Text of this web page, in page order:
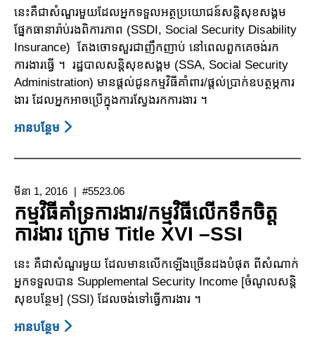
សង្គម
-
ការ
មិន
រាប់
បញ្ចូល
ប្រាក់
ដែល
និស្សិត
រកបាន
នេះគឺជាសំណួរមួយដែល​អ្នកទទួលអត្ថប្រយោជន៍សន្តិសុខសង្គម
ផ្នែកធានា​រ៉ាប់រង​ពិការ​ភាព​ (SSDI, Social Security Disability
Insurance) តែងចោទសួរ​ជាញឹក​ញាប់ នៅពេលពួកគេចង់​រក
ការងារធ្វើ ។ រដ្ឋបាលសន្តិសុខសង្គម (SSA, Social Security
Administration) មានផ្តល់ជូនកម្មវិធី​គាំពារ/ផ្តល់ប្រាក់ឧបត្ថម្ភការ​
ងារ ដែលអ្នកអាចប្រើក្នុងការស្វែងរកការងារ ។
អាន​បន្ថែម About
គាំពារ/
ប្រាក់
ឧបត្ថម្ភ
ការងារ
ច្បាប់
Title
II
មីនា 1, 2016 #5523.06
កម្មវិធីគាំទ្រការងារ/កម្មវិធីលើកទឹកចិត្ត
ការងារ ក្រោម Title XVI –SSI
នេះ គឺជាសំណួរមួយ ដែលមានលើកឡើងច្រើនដងបំផុត ពីសំណាក់
អ្នកទទួលបាន​ Supplemental Security Income [ចំណូលសន្តិ
សុខបន្ថែម] (SSI) ដែលចង់ទៅធ្វើការងារ ។
អាន​បន្ថែម About